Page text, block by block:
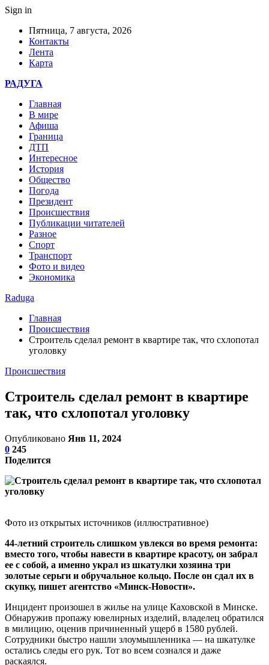
Sign in
Пятница, 7 августа, 2026
Контакты
Лента
Карта
РАДУГА
Главная
В мире
Афиша
Граница
ДТП
Интересное
История
Общество
Погода
Президент
Происшествия
Публикации читателей
Разное
Спорт
Транспорт
Фото и видео
Экономика
Raduga
Главная
Происшествия
Строитель сделал ремонт в квартире так, что схлопотал
уголовку
Происшествия
Строитель сделал ремонт в квартире
так, что схлопотал уголовку
Опубликовано Янв 11, 2024
0 245
Поделится
Фото из открытых источников (иллюстративное)
44-летний строитель слишком увлекся во время ремонта:
вместо того, чтобы навести в квартире красоту, он забрал
ее с собой, а именно украл из шкатулки хозяина три
золотые серьги и обручальное кольцо. После он сдал их в
скупку, пишет агентство «Минск-Новости».
Инцидент произошел в жилье на улице Каховской в Минске.
Обнаружив пропажу ювелирных изделий, владелец обратился
в милицию, оценив причиненный ущерб в 1580 рублей.
Сотрудники быстро нашли злоумышленника — на шкатулке
остались следы его рук. Тот во всем сознался и даже
раскаялся.